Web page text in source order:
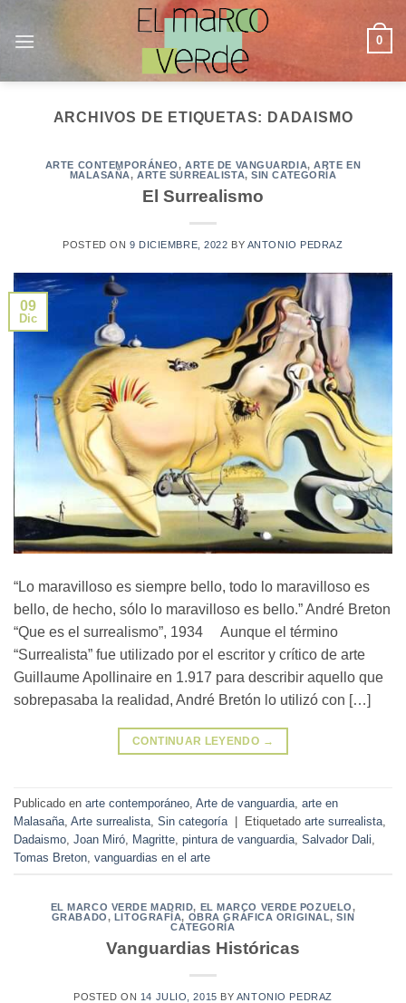
0
ARCHIVOS DE ETIQUETAS: DADAISMO
ARTE CONTEMPORÁNEO,ARTE DE VANGUARDIA,ARTE EN
MALASAÑA,ARTE SURREALISTA,SIN CATEGORÍA
El Surrealismo
POSTED ON 9 DICIEMBRE, 2022 BY ANTONIO PEDRAZ
09
Dic
“Lo maravilloso es siempre bello, todo lo maravilloso es
bello, de hecho, sólo lo maravilloso es bello.” André Breton
“Que es el surrealismo”, 1934 Aunque el término
“Surrealista” fue utilizado por el escritor y crítico de arte
Guillaume Apollinaire en 1.917 para describir aquello que
sobrepasaba la realidad, André Bretón lo utilizó con […]
CONTINUAR LEYENDO →
Publicado en arte contemporáneo Arte de vanguardia arte en
Malasaña Arte surrealista Sin categoría | Etiquetado arte surrealista
Dadaismo Joan Miró Magritte pintura de vanguardia Salvador Dali
Tomas Breton vanguardias en el arte
EL MARCO VERDE MADRID, EL MARCO VERDE POZUELO,
GRABADO, LITOGRAFÍA, OBRA GRÁFICA ORIGINAL,SIN
CATEGORÍA
Vanguardias Históricas
POSTED ON 14 JULIO, 2015 BY ANTONIO PEDRAZ